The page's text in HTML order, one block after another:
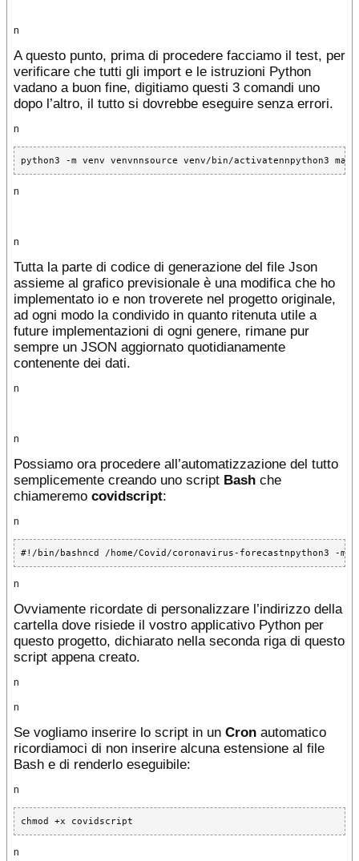
n
A questo punto, prima di procedere facciamo il test, per
verificare che tutti gli import e le istruzioni Python
vadano a buon fine, digitiamo questi 3 comandi uno
dopo l’altro, il tutto si dovrebbe eseguire senza errori.
n
python3 -m venv venvnnsource venv/bin/activatennpython3
n
n
Tutta la parte di codice di generazione del file Json
assieme al grafico previsionale è una modifica che ho
implementato io e non troverete nel progetto originale,
ad ogni modo la condivido in quanto ritenuta utile a
future implementazioni di ogni genere, rimane pur
sempre un JSON aggiornato quotidianamente
contenente dei dati.
n
n
Possiamo ora procedere all’automatizzazione del tutto
semplicemente creando uno script Bash che
chiameremo covidscript:
n
#!/bin/bashncd /home/Covid/coronavirus-forecastnpython3 -
n
Ovviamente ricordate di personalizzare l’indirizzo della
cartella dove risiede il vostro applicativo Python per
questo progetto, dichiarato nella seconda riga di questo
script appena creato.
n
n
Se vogliamo inserire lo script in un Cron automatico
ricordiamoci di non inserire alcuna estensione al file
Bash e di renderlo eseguibile:
n
chmod +x covidscript
n